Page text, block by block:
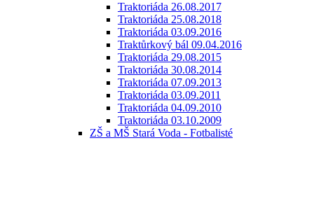
Traktoriáda 26.08.2017
Traktoriáda 25.08.2018
Traktoriáda 03.09.2016
Traktůrkový bál 09.04.2016
Traktoriáda 29.08.2015
Traktoriáda 30.08.2014
Traktoriáda 07.09.2013
Traktoriáda 03.09.2011
Traktoriáda 04.09.2010
Traktoriáda 03.10.2009
ZŠ a MŠ Stará Voda - Fotbalisté